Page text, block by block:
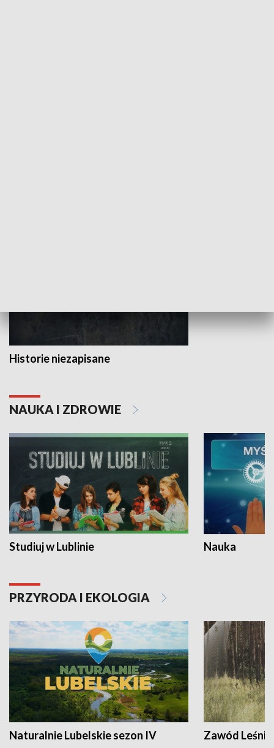
Historie niezapisane
NAUKA I ZDROWIE
Studiuj w Lublinie Nauka
PRZYRODA I EKOLOGIA
Naturalnie Lubelskie sezon IV Zawód Leśnik